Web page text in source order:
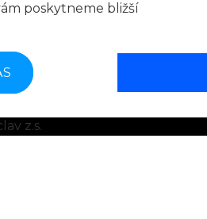
poskytneme bližší
z.s.